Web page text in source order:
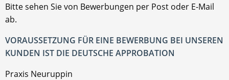
Bitte sehen Sie von Bewerbungen per Post oder E-Mail
ab.
VORAUSSETZUNG FÜR EINE BEWERBUNG BEI UNSEREN
KUNDEN IST DIE DEUTSCHE APPROBATION
Praxis Neuruppin